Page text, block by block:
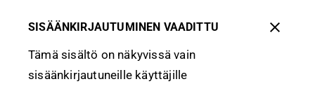
SISÄÄNKIRJAUTUMINEN VAADITTU
Tämä sisältö on näkyvissä vain
sisäänkirjautuneille käyttäjille